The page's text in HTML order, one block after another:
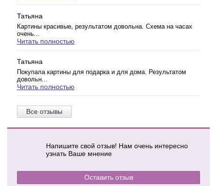
Татьяна
Картины красивые, результатом довольна. Схема на часах
очень...
Читать полностью
Татьяна
Покупала картины для подарка и для дома. Результатом
довольн...
Читать полностью
Все отзывы
Напишите свой отзыв! Нам очень интересно
узнать Ваше мнение
Оставить отзыв